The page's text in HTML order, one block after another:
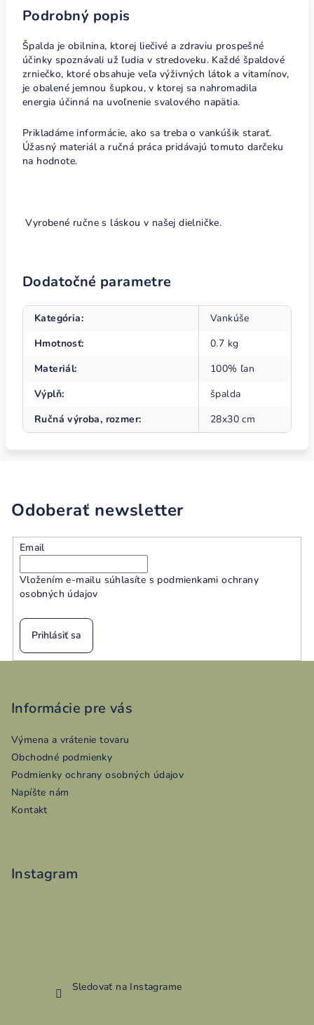
Podrobný popis
Špalda je obilnina, ktorej liečivé a zdraviu prospešné
účinky spoznávali už ľudia v stredoveku. Každé špaldové
zrniečko, ktoré obsahuje veľa výživných látok a vitamínov,
je obalené jemnou šupkou, v ktorej sa nahromadila
energia účinná na uvoľnenie svalového napätia.
Prikladáme informácie, ako sa treba o vankúšik starať.
Úžasný materiál a ručná práca pridávajú tomuto darčeku
na hodnote.
Vyrobené ručne s láskou v našej dielničke.
Dodatočné parametre
Kategória:
Vankúše
Hmotnosť:
0.7 kg
Materiál:
100% ľan
Výplň:
špalda
Ručná výroba, rozmer: 28x30 cm
Odoberať newsletter
Email
Vložením e-mailu súhlasíte s podmienkami ochrany
osobných údajov
Prihlásiť sa
Informácie pre vás
Výmena a vrátenie tovaru
Obchodné podmienky
Podmienky ochrany osobných údajov
Napíšte nám
Kontakt
Instagram
Sledovať na Instagrame